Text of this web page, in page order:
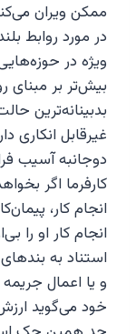
ممکن ویران
در مورد روابط
ویژه در
بیش‌تر بر مبنای
بدبینانه‌ترین
غیرقابل انکاری
دوجانبه آسیب
کارفرما اگر
انجام کار،
انجام کار او را
استناد به بندهای
و یا اعمال جریمه
خود می‌گوید